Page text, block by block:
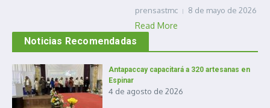
prensastmc 8 de mayo de 2026
Read More
Noticias Recomendadas
Antapaccay capacitará a 320 artesanas en
Espinar
4 de agosto de 2026